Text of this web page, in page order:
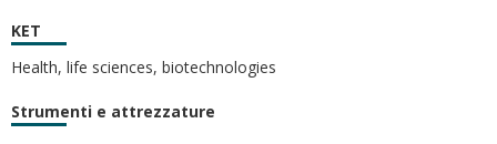
KET
Health, life sciences, biotechnologies
Strumenti e attrezzature